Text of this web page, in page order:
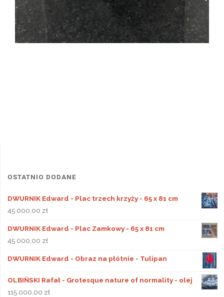
OSTATNIO DODANE
DWURNIK Edward - Plac trzech krzyży - 65 x 81 cm
45 000,00 zł
DWURNIK Edward - Plac Zamkowy - 65 x 81 cm
45 000,00 zł
DWURNIK Edward - Obraz na płótnie - Tulipan
OLBIŃSKI Rafał - Grotesque nature of normality - olej
115 000,00 zł